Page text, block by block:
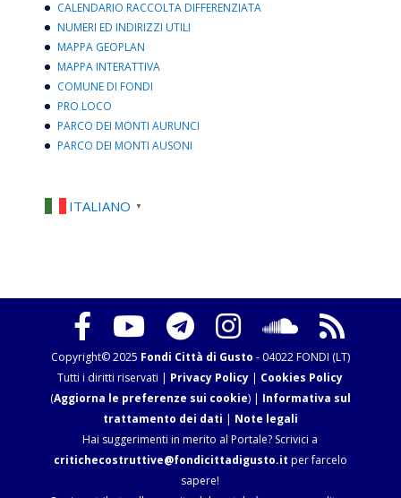
CALENDARIO RACCOLTA DIFFERENZIATA
NUMERI ED INDIRIZZI UTILI
MAPPA GEOPLAN
MAPPA INTERATTIVA
COMUNE DI FONDI
PRO LOCO
PARCO DEI MONTI AURUNCI
PARCO DEI MONTI AUSONI
ITALIANO ▼
Copyright© 2025 Fondi Città di Gusto - 04022 FONDI (LT)
Tutti i diritti riservati | Privacy Policy | Cookies Policy
(Aggiorna le preferenze sui cookie) | Informativa sul
trattamento dei dati | Note legali
Hai suggerimenti in merito al Portale? Scrivici a
critichecostruttive@fondicittadigusto.it per farcelo
sapere!